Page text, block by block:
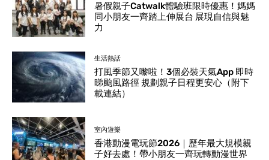
暑假親子Catwalk體驗班限時優惠！媽媽
同小朋友一齊踏上伸展台 展現自信與魅
力
生活熱話
打風季節又嚟啦！3個必裝天氣App 即時
睇颱風路徑 規劃親子日程更安心（附下
載連結）
室內遊樂
香港動漫電玩節2026｜歷年最大規模親
子好去處！帶小朋友一齊玩轉動漫世界